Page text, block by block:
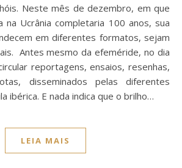
Neste mês de dezembro, em que
na Ucrânia completaria 100 anos, sua
em diferentes formatos, sejam
Antes mesmo da efeméride, no dia
reportagens, ensaios, resenhas,
disseminados pelas diferentes
ibérica. E nada indica que o brilho…
LEIA MAIS